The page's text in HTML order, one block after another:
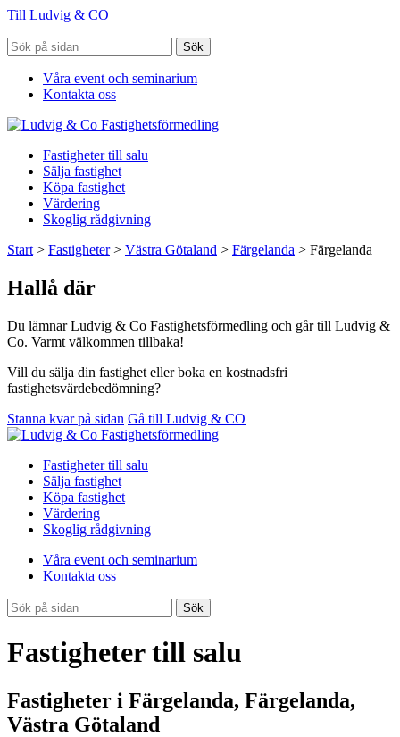
Till Ludvig & CO
Sök
Våra event och seminarium
Kontakta oss
Fastigheter till salu
Sälja fastighet
Köpa fastighet
Värdering
Skoglig rådgivning
Start > Fastigheter> Västra Götaland > Färgelanda > Färgelanda
Hallå där
Du lämnar Ludvig & Co Fastighetsförmedling och går till Ludvig &
Co. Varmt välkommen tillbaka!
Vill du sälja din fastighet eller boka en kostnadsfri
fastighetsvärdebedömning?
Stanna kvar på sidan Gå till Ludvig & CO
Fastigheter till salu
Sälja fastighet
Köpa fastighet
Värdering
Skoglig rådgivning
Våra event och seminarium
Kontakta oss
Sök
Fastigheter till salu
Fastigheter i Färgelanda, Färgelanda,
Västra Götaland